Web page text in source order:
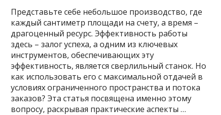
Представьте себе небольшое производство, где
каждый сантиметр площади на счету, а время –
драгоценный ресурс. Эффективность работы
здесь – залог успеха, а одним из ключевых
инструментов, обеспечивающих эту
эффективность, является сверлильный станок. Но
как использовать его с максимальной отдачей в
условиях ограниченного пространства и потока
заказов? Эта статья посвящена именно этому
вопросу, раскрывая практические аспекты …